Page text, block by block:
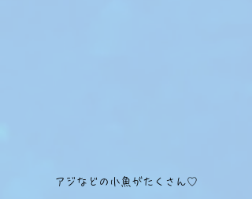
アジなどの小魚がたくさん♡